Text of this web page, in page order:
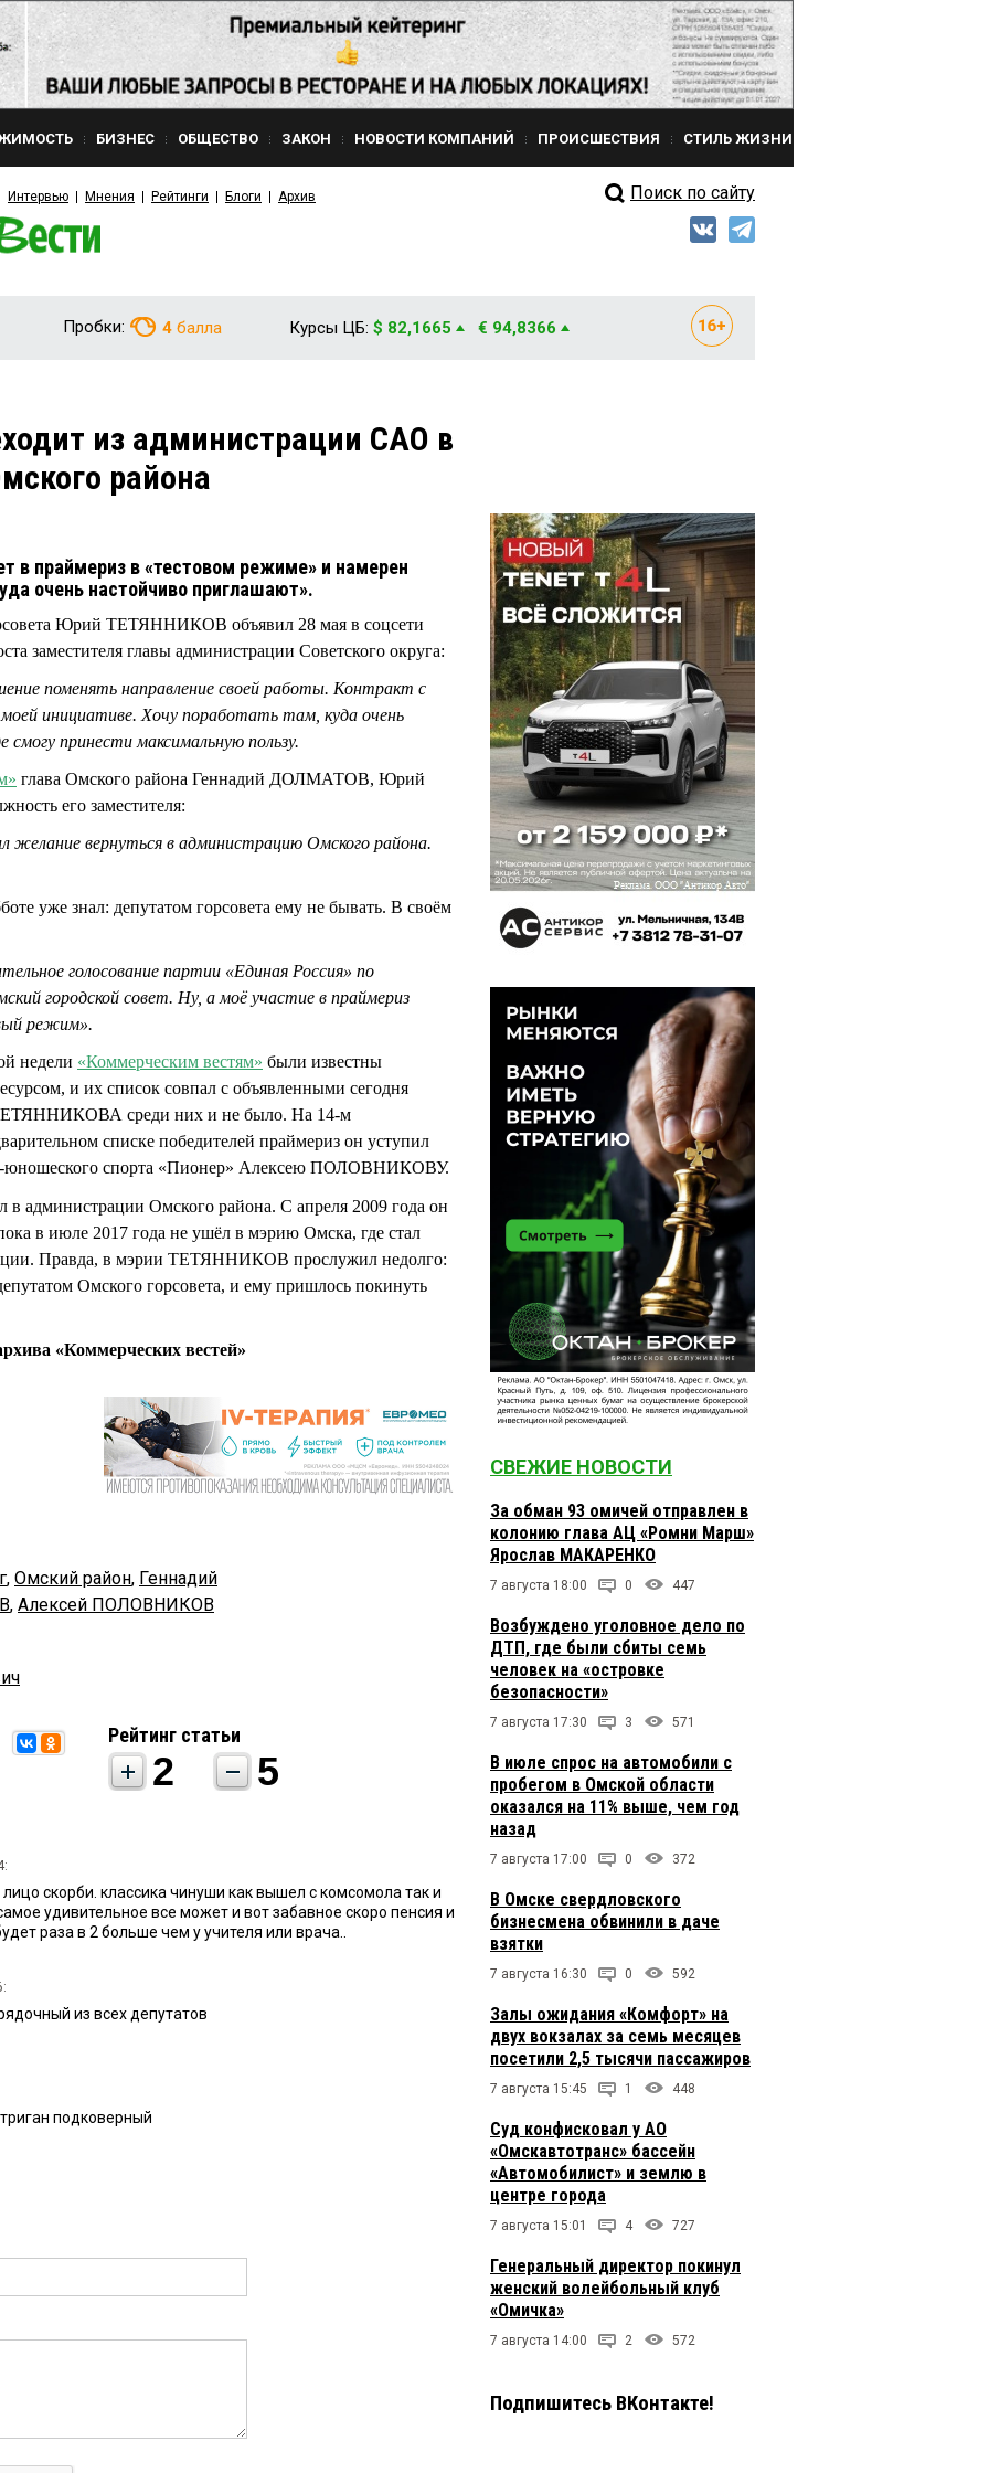
БИЗНЕС ОБЩЕСТВО ЗАКОН НОВОСТИ КОМПАНИЙ ПРОИСШЕСТВИЯ СТИЛЬ ЖИЗНИ
Интервью Мнения Рейтинги Блоги Архив Поиск по сайту
Пробки: 4 балла Курсы ЦБ: $ 82,1665 € 94,8366
из администрации САО в
района
в праймериз в «тестовом режиме» и намерен
очень настойчиво приглашают».
Юрий ТЕТЯННИКОВ объявил 28 мая в соцсети
заместителя главы администрации Советского округа:
поменять направление своей работы. Контракт с
инициативе. Хочу поработать там, куда очень
принести максимальную пользу.
глава Омского района Геннадий ДОЛМАТОВ, Юрий
его заместителя:
желание вернуться в администрацию Омского района.
уже знал: депутатом горсовета ему не бывать. В своём
голосование партии «Единая Россия» по
городской совет. Ну, а моё участие в праймериз
режим».
недели «Коммерческим вестям» были известны
и их список совпал с объявленными сегодня
среди них и не было. На 14-м
списке победителей праймериз он уступил
юношеского спорта «Пионер» Алексею ПОЛОВНИКОВУ.
Омского района. С апреля 2009 года он
в июле 2017 года не ушёл в мэрию Омска, где стал
Правда, в мэрии ТЕТЯННИКОВ прослужил недолго:
Омского горсовета, и ему пришлось покинуть
«Коммерческих вестей»
, Омский район, Геннадий
, Алексей ПОЛОВНИКОВ
Рейтинг статьи
2 5
скорби. классика чинуши как вышел с комсомола так и
удивительное все может и вот забавное скоро пенсия и
раза в 2 больше чем у учителя или врача..
из всех депутатов
подковерный
СВЕЖИЕ НОВОСТИ
За обман 93 омичей отправлен в
колонию глава АЦ «Ромни Марш»
Ярослав МАКАРЕНКО
7 августа 18:00 0 447
Возбуждено уголовное дело по
ДТП, где были сбиты семь
человек на «островке
безопасности»
7 августа 17:30 3 571
В июле спрос на автомобили с
пробегом в Омской области
оказался на 11% выше, чем год
назад
7 августа 17:00 0 372
В Омске свердловского
бизнесмена обвинили в даче
взятки
7 августа 16:30 0 592
Залы ожидания «Комфорт» на
двух вокзалах за семь месяцев
посетили 2,5 тысячи пассажиров
7 августа 15:45 1 448
Суд конфисковал у АО
«Омскавтотранс» бассейн
«Автомобилист» и землю в
центре города
7 августа 15:01 4 727
Генеральный директор покинул
женский волейбольный клуб
«Омичка»
7 августа 14:00 2 572
Подпишитесь ВКонтакте!